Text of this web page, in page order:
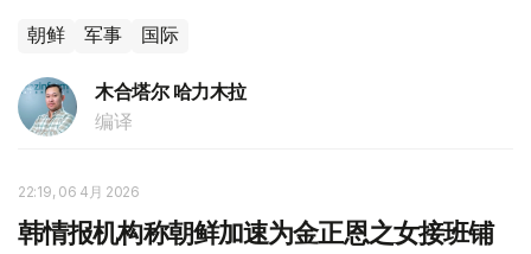
朝鲜 军事 国际
木合塔尔 哈力木拉
编译
22:19, 06 4月 2026
韩情报机构称朝鲜加速为金正恩之女接班铺